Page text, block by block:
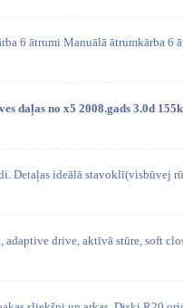
6 ātrumi Manuālā ātrumkārba 6
daļas no x5 2008.gads 3.0d
Detaļas ideālā stavoklī(visbūvej
adaptive drive, aktīvā stūre, soft